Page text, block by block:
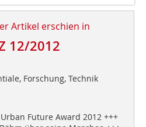
Artikel erschien in
12/2012
Forschung, Technik
Future Award 2012 +++